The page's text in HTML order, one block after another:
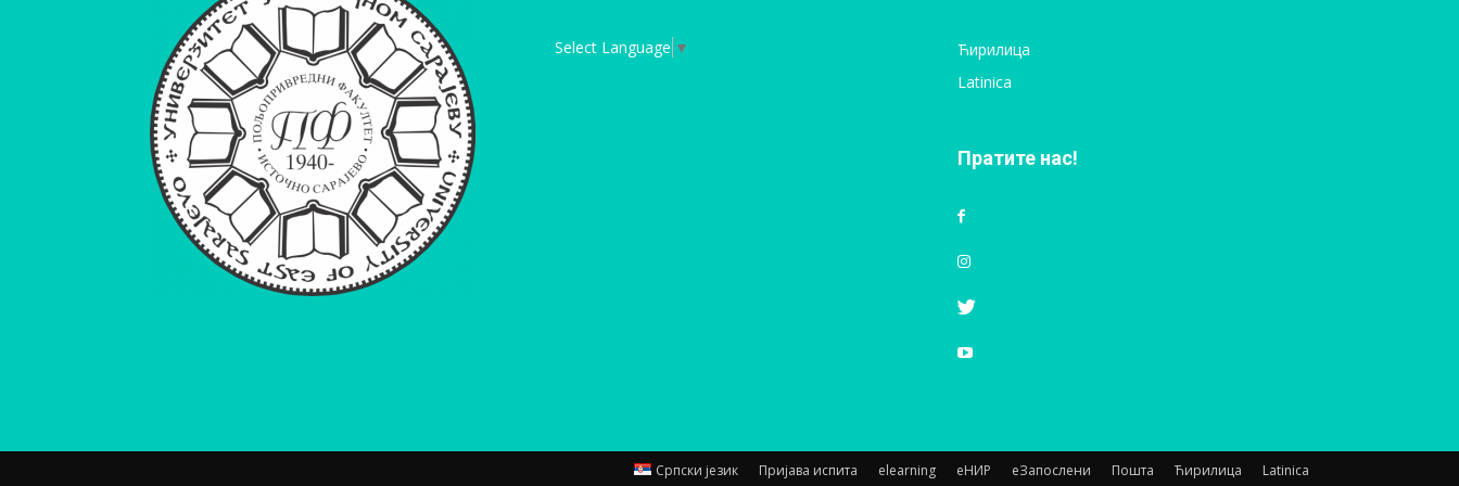
Select Language ▼
Ћирилица
Latinica
Пратите нас!
Српски језик Пријава испита elearning еНИР еЗапослени Пошта Ћирилица Latinica